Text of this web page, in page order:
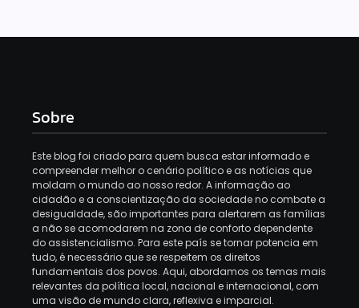
Sobre
Este blog foi criado para quem busca estar informado e
compreender melhor o cenário político e as notícias que
moldam o mundo ao nosso redor. A informação ao
cidadão e a conscientização da sociedade no combate a
desigualdade, são importantes para alertarem as famílias
a não se acomodarem na zona de conforto dependente
do assistencialismo. Para este país se tornar potencia em
tudo, é necessário que se respeitem os direitos
fundamentais dos povos. Aqui, abordamos os temas mais
relevantes da política local, nacional e internacional, com
uma visão de mundo clara, reflexiva e imparcial.